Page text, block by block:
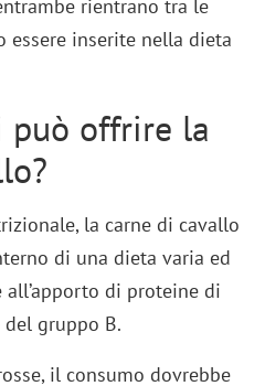
rientrano tra le
essere inserite nella dieta
può offrire la
la carne di cavallo
di una dieta varia ed
di proteine di
gruppo B.
il consumo dovrebbe